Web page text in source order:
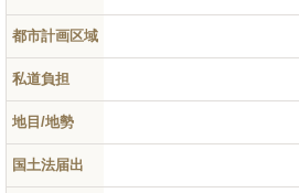
都市計画区域
私道負担
地目/地勢
国土法届出